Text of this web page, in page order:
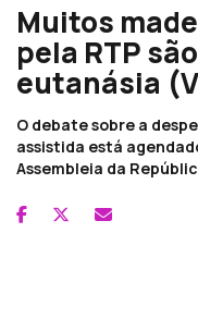
Muitos
pela RTP
eutanásia
O debate sobre a
assistida está
Assembleia da